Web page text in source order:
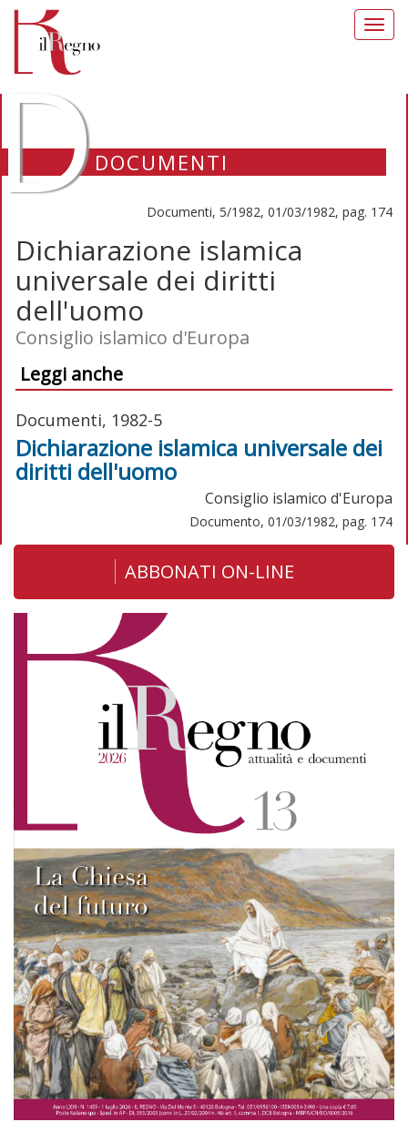
DOCUMENTI
Documenti, 5/1982, 01/03/1982, pag. 174
Dichiarazione islamica
universale dei diritti
dell'uomo
Consiglio islamico d'Europa
Leggi anche
Documenti, 1982-5
Dichiarazione islamica universale dei
diritti dell'uomo
Consiglio islamico d'Europa
Documento, 01/03/1982, pag. 174
ABBONATI ON-LINE